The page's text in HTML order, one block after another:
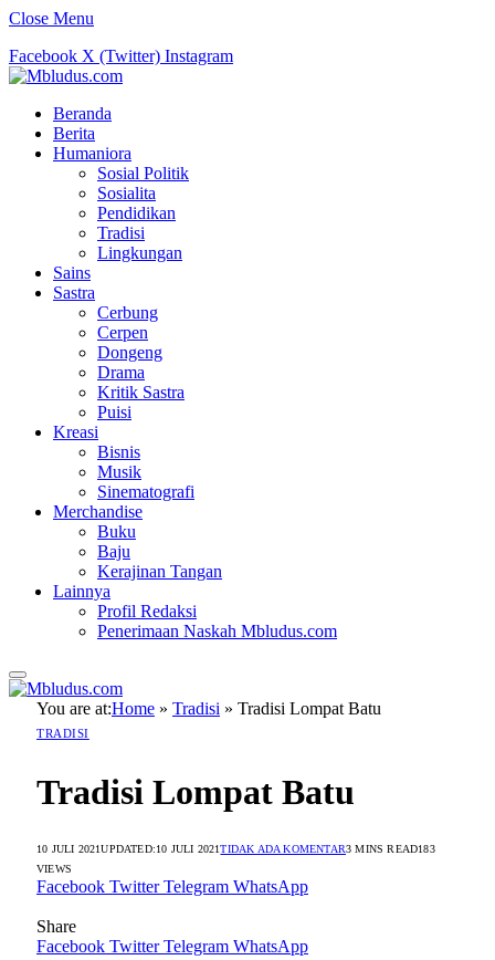
Close Menu
Facebook X (Twitter) Instagram
Beranda
Berita
Humaniora
Sosial Politik
Sosialita
Pendidikan
Tradisi
Lingkungan
Sains
Sastra
Cerbung
Cerpen
Dongeng
Drama
Kritik Sastra
Puisi
Kreasi
Bisnis
Musik
Sinematografi
Merchandise
Buku
Baju
Kerajinan Tangan
Lainnya
Profil Redaksi
Penerimaan Naskah Mbludus.com
You are at:Home » Tradisi » Tradisi Lompat Batu
TRADISI
Tradisi Lompat Batu
10 JULI 2021UPDATED:10 JULI 2021TIDAK ADA KOMENTAR3 MINS READ183
VIEWS
Facebook Twitter Telegram WhatsApp
Share
Facebook Twitter Telegram WhatsApp